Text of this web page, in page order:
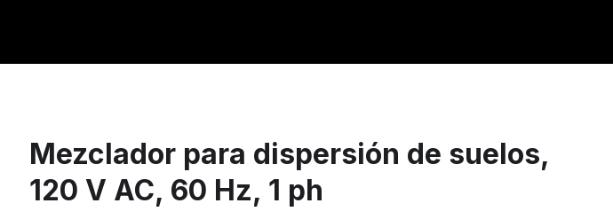
Mezclador para dispersión de suelos,
120 V AC, 60 Hz, 1 ph